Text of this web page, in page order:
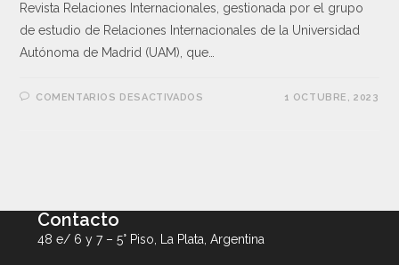
Revista Relaciones Internacionales, gestionada por el grupo
de estudio de Relaciones Internacionales de la Universidad
Autónoma de Madrid (UAM), que…
COMENTARIOS DESACTIVADOS 1 OCTUBRE, 2023
Contacto
48 e/ 6 y 7 – 5° Piso, La Plata, Argentina